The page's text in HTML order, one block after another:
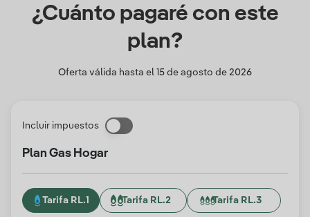
¿Cuánto pagaré con este
plan?
Oferta válida hasta el 15 de agosto de 2026
Incluir impuestos
Plan Gas Hogar
Tarifa RL.1 Tarifa RL.2 Tarifa RL.3